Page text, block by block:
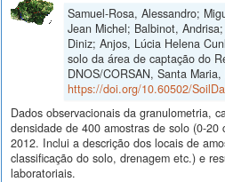
Samuel-Rosa, Alessandro;
Jean Michel; Balbinot,
Diniz; Anjos, Lúcia Helena
solo da área de captação do
DNOS/CORSAN, Santa Maria,
https://doi.org/10.60502/
Dados observacionais da granulometria,
densidade de 400 amostras de solo (0-
2012. Inclui a descrição dos locais de
classificação do solo, drenagem etc.) e
laboratoriais.